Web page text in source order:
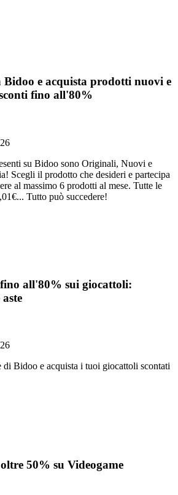
Bidoo e acquista prodotti nuovi e
fino all'80%
su Bidoo sono Originali, Nuovi e
Scegli il prodotto che desideri e partecipa
al massimo 6 prodotti al mese. Tutte le
Tutto può succedere!
all'80% sui giocattoli:
di Bidoo e acquista i tuoi giocattoli scontati
50% su Videogame